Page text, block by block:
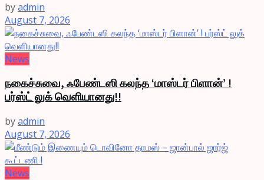
byadmin
August 7, 2026
News
நகைச்சுவை, ஃபேண்டஸி கலந்த ‘மாஸ்டர் பிளான்’ !
பர்ஸ்ட் லுக் வெளியானது!!
byadmin
August 7, 2026
News